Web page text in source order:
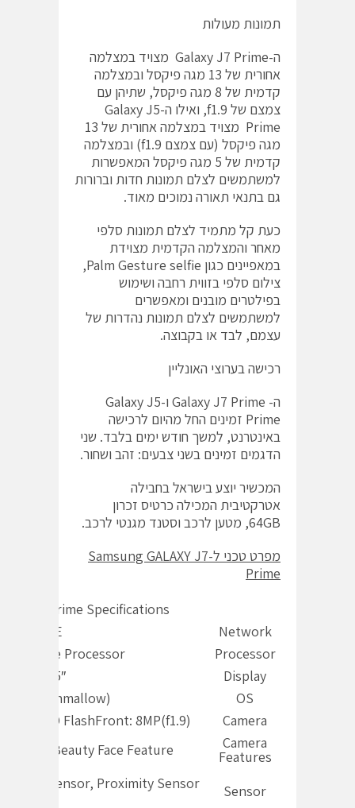
תמונות מעולות
ה-Galaxy J7 Prime מצויד במצלמה
אחורית של 13 מגה פיקסל ובמצלמה
קדמית של 8 מגה פיקסל, שתיהן עם
צמצם של f1.9, ואילו ה-Galaxy J5
Prime מצויד במצלמה אחורית של 13
מגה פיקסל (עם צמצם f1.9) ובמצלמה
קדמית של 5 מגה פיקסל המאפשרות
למשתמשים לצלם תמונות חדות וברורות
גם בתנאי תאורה נמוכים מאוד.
כעת קל מתמיד לצלם תמונות סלפי
מאחר והמצלמה הקדמית מצוידת
במאפיינים כגון Palm Gesture selfie,
צילום סלפי בזווית רחבה ושימוש
בפילטרים מובנים ומאפשרים
למשתמשים לצלם תמונות נהדרות של
עצמם, לבד או בקבוצה.
רכישה בערוצי האונליין
ה- Galaxy J7 Prime ו-Galaxy J5
Prime זמינים החל מהיום לרכישה
באינטרנט, למשך חודש ימים בלבד. שני
הדגמים זמינים בשני צבעים: זהב ושחור.
המכשיר יוצע בישראל בחבילה
אטרקטיבית המכילה כרטיס זכרון
64GB, מטען לרכב וסטנד מגנטי לרכב.
מפרט טכני ל-Samsung GALAXY J7
Prime
J7 Prime Specifications
Network
4G: LTE
Processor
Core Processor
Display
5.5″ FHD
OS
(Marshmallow)
Camera
with LED FlashFront: 8MP(f1.9)
Camera
Features
Selfie, Beauty Face Feature
Sensor
Sensor, Proximity Sensor